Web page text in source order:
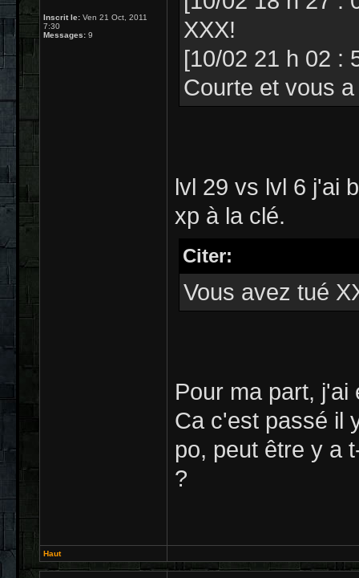
Inscrit le: Ven 21 Oct, 2011
7:30
Messages: 9
XXX!
[10/02 21 h 02 :
Courte et vous
lvl 29 vs lvl 6 j'ai
xp à la clé.
Citer:
Vous avez tué
Pour ma part, j'ai
Ca c'est passé il
po, peut être y a
?
Haut